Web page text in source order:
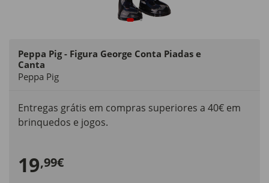
Peppa Pig - Figura George Conta Piadas e
Canta
Peppa Pig
Entregas grátis em compras superiores a 40€ em
brinquedos e jogos.
19,99€